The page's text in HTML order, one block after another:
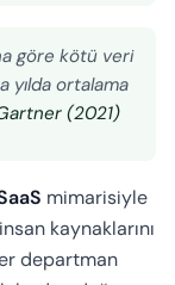
göre kötü veri
yılda ortalama
(2021)
mimarisiyle
kaynaklarını
departman